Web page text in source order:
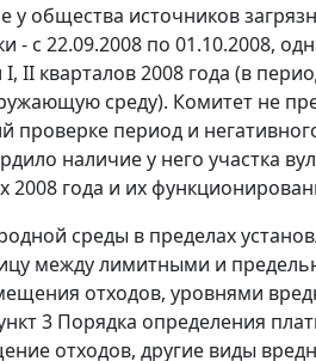
общества источников
с 22.09.2008 по 01.10.2008,
II кварталов 2008 года (в
среду). Комитет не
период и
наличие у него участка
2008 года и их
среды в пределах
между лимитными и
отходов, уровнями
3 Порядка определения
отходов, другие виды